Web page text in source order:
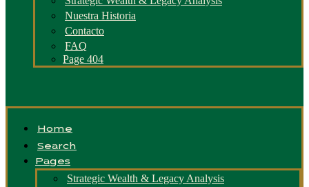
Nuestra Historia
Contacto
FAQ
Page 404
Home
Search
Pages
Strategic Wealth & Legacy Analysis